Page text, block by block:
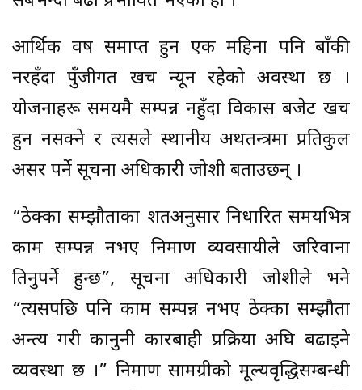
आर्थिक वर्ष समाप्त हुन एक महिना पनि बाँकी
नरहँदा पुँजीगत खर्च न्यून रहेको अवस्था छ ।
योजनाहरू समयमै सम्पन्न नहुँदा विकास बजेट खर्च
हुन नसक्ने र त्यसले स्थानीय अर्थतन्त्रमा प्रतिकुल
असर पर्ने सूचना अधिकारी जोशी बताउछन् ।
“ठेक्का सम्झौताका शर्तअनुसार निर्धारित समयभित्र
काम सम्पन्न नभए निर्माण व्यवसायीले जरिवाना
तिर्नुपर्ने हुन्छ”, सूचना अधिकारी जोशीले भने
“त्यसपछि पनि काम सम्पन्न नभए ठेक्का सम्झौता
अन्त्य गरी कानुनी कारबाही प्रक्रिया अघि बढाइने
व्यवस्था छ ।” निर्माण सामग्रीको मूल्यवृद्धिसम्बन्धी